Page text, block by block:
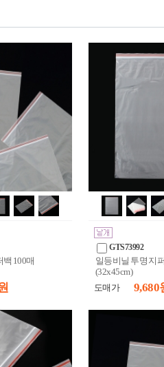
백 100매
GTS73992
일등비닐 투명 지
(32x45cm)
도매가
9,680